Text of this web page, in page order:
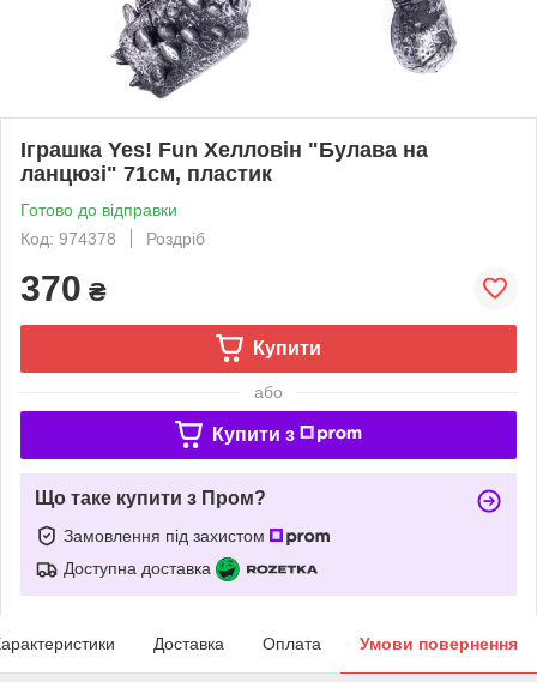
Іграшка Yes! Fun Хелловін "Булава на
ланцюзі" 71см, пластик
Готово до відправки
Код: 974378
Роздріб
370 ₴
Купити
або
Купити з
Що таке купити з Пром?
Замовлення під захистом
Доступна доставка
Доставка Оплата Умови повернення